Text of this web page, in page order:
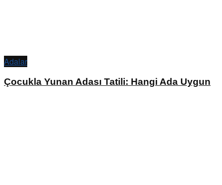
Adalar
Çocukla Yunan Adası Tatili: Hangi Ada Uygun